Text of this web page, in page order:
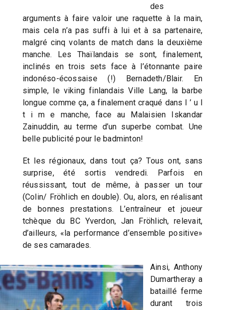
des
arguments à faire valoir une raquette à la main,
mais cela n’a pas suffi à lui et à sa partenaire,
malgré cinq volants de match dans la deuxième
manche. Les Thaïlandais se sont, finalement,
inclinés en trois sets face à l’étonnante paire
indonéso-écossaise (!) Bernadeth/Blair. En
simple, le viking finlandais Ville Lang, la barbe
longue comme ça, a finalement craqué dans l ’ u l
t i m e manche, face au Malaisien Iskandar
Zainuddin, au terme d’un superbe combat. Une
belle publicité pour le badminton!
Et les régionaux, dans tout ça? Tous ont, sans
surprise, été sortis vendredi. Parfois en
réussissant, tout de même, à passer un tour
(Colin/ Fröhlich en double). Ou, alors, en réalisant
de bonnes prestations. L’entraîneur et joueur
tchèque du BC Yverdon, Jan Fröhlich, relevait,
d’ailleurs, «la performance d’ensemble positive»
de ses camarades.
Ainsi, Anthony
Dumartheray a
bataillé ferme
durant trois